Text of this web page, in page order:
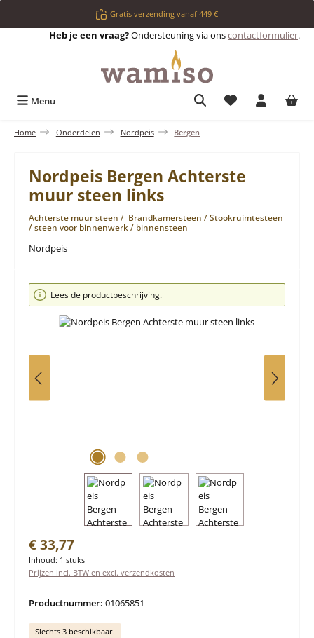
Ga naar de hoofdinhoudGratis verzending vanaf 449 €
Heb je een vraag?Ondersteuning via onscontactformulier.
Menu Je hebt 0 items
Home Onderdelen Nordpeis Bergen
Nordpeis Bergen Achterste
muur steen links
Achterste muur steen / Brandkamersteen / Stookruimtesteen
/ steen voor binnenwerk / binnensteen
Nordpeis
Afbeeldingengalerij overslaan
Lees de productbeschrijving.
Normale prijs:
€ 33,77
Inhoud: 1 stuks
Prijzen incl. BTW en excl. verzendkosten
Productnummer: 01065851
Slechts 3 beschikbaar.